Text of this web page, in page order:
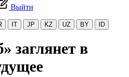
Выйти
IT JP KZ UZ BY ID
заглянет в